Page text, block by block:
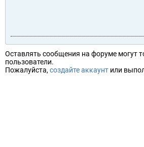
Оставлять сообщения на форуме могут
пользователи.
Пожалуйста, создайте аккаунт или